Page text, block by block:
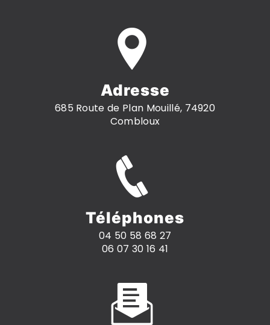
Adresse
685 Route de Plan Mouillé, 74920
Combloux
Téléphones
04 50 58 68 27
06 07 30 16 41